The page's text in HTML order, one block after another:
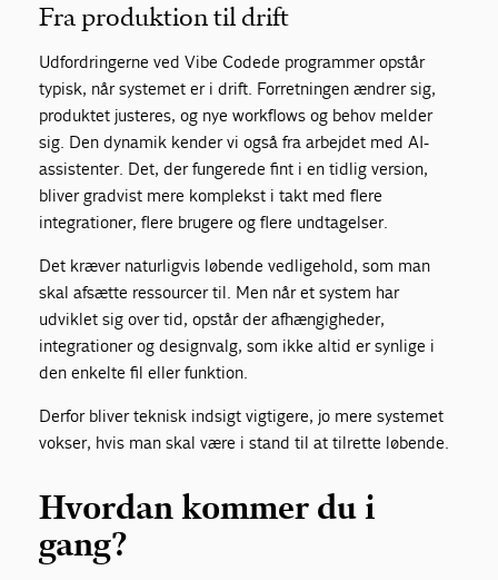
Fra produktion til drift
Udfordringerne ved Vibe Codede programmer opstår
typisk, når systemet er i drift. Forretningen ændrer sig,
produktet justeres, og nye workflows og behov melder
sig. Den dynamik kender vi også fra arbejdet med AI-
assistenter. Det, der fungerede fint i en tidlig version,
bliver gradvist mere komplekst i takt med flere
integrationer, flere brugere og flere undtagelser.
Det kræver naturligvis løbende vedligehold, som man
skal afsætte ressourcer til. Men når et system har
udviklet sig over tid, opstår der afhængigheder,
integrationer og designvalg, som ikke altid er synlige i
den enkelte fil eller funktion.
Derfor bliver teknisk indsigt vigtigere, jo mere systemet
vokser, hvis man skal være i stand til at tilrette løbende.
Hvordan kommer du i
gang?